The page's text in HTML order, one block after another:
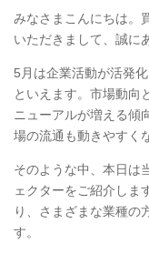
みなさまこんにちは。
いただきまして、誠に
5月は企業活動が活発
といえます。市場動向
ニューアルが増える傾
場の流通も動きやすく
そのような中、本日は
ェクターをご紹介しま
り、さまざまな業種の
す。